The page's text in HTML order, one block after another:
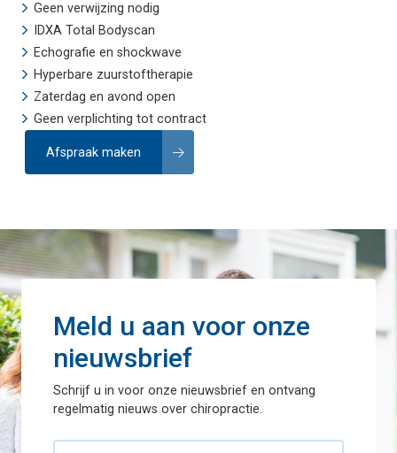
Geen verwijzing nodig
IDXA Total Bodyscan
Echografie enshockwave
Hyperbare zuurstoftherapie
Zaterdag en avond open
Geen verplichting tot contract
Afspraak maken
Meld u aan voor onze
nieuwsbrief
Schrijf u in voor onze nieuwsbrief en ontvang
regelmatig nieuws over chiropractie.